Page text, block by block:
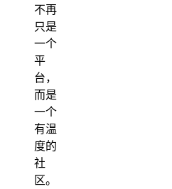
不再
只是
一个
平
台，
而是
一个
有温
度的
社
区。